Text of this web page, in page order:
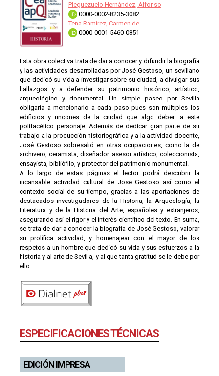
Pleguezuelo Hernández, Alfonso
0000-0002-8235-3082
Tena Ramírez, Carmen de
0000-0001-5460-0851
Esta obra colectiva trata de dar a conocer y difundir la biografía
y las actividades desarrolladas por José Gestoso, un sevillano
que dedicó su vida a investigar sobre su ciudad, a divulgar sus
hallazgos y a defender su patrimonio histórico, artístico,
arqueológico y documental. Un simple paseo por Sevilla
obligaría a mencionarlo a cada paso pues son múltiples los
edificios y rincones de la ciudad que algo deben a este
polifacético personaje. Además de dedicar gran parte de su
trabajo a la producción historiográfica y a la actividad docente,
José Gestoso sobresalió en otras ocupaciones, como la de
archivero, ceramista, diseñador, asesor artístico, coleccionista,
ensayista, bibliófilo, y protector del patrimonio monumental.
A lo largo de estas páginas el lector podrá descubrir la
incansable actividad cultural de José Gestoso así como el
contexto social de su tiempo, gracias a las aportaciones de
destacados investigadores de la Historia, la Arqueología, la
Literatura y de la Historia del Arte, españoles y extranjeros,
asegurando así el rigor y el interés científico del texto. En suma,
se trata de dar a conocer la biografía de José Gestoso, valorar
su prolífica actividad, y homenajear con el mayor de los
respetos a un hombre que dedicó su vida y sus esfuerzos a la
historia y al arte de Sevilla, y al que tanta gratitud se le debe por
ello.
ESPECIFICACIONES TÉCNICAS
EDICIÓN IMPRESA